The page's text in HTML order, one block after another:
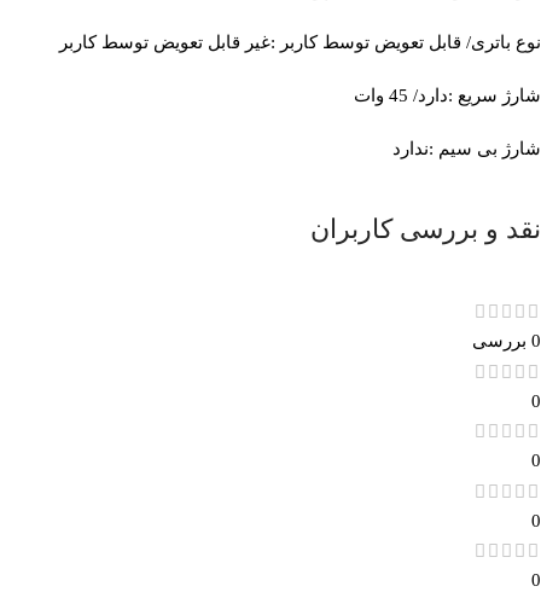
نوع باتری/ قابل تعویض توسط کاربر :غیر قابل تعویض توسط کاربر
شارژ سریع :دارد/ 45 وات
شارژ بی‌ سیم :ندارد
نقد و بررسی کاربران
0 بررسی
0
0
0
0